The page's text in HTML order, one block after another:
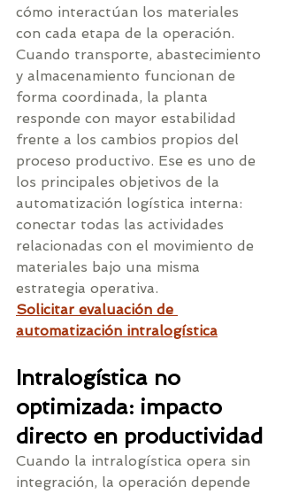
cómo interactúan los materiales
con cada etapa de la operación.
Cuando transporte, abastecimiento
y almacenamiento funcionan de
forma coordinada, la planta
responde con mayor estabilidad
frente a los cambios propios del
proceso productivo. Ese es uno de
los principales objetivos de la
automatización logística interna:
conectar todas las actividades
relacionadas con el movimiento de
materiales bajo una misma
estrategia operativa.
Solicitar evaluación de
automatización intralogística
Intralogística no
optimizada: impacto
directo en productividad
Cuando la intralogística opera sin
integración, la operación depende